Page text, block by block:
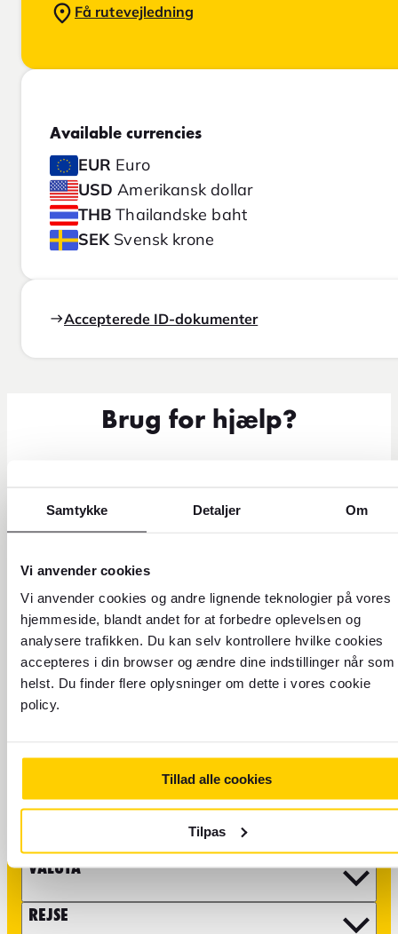
Samtykke Detaljer Om
Vi anvender cookies
Vi anvender cookies og andre lignende teknologier på vores
hjemmeside, blandt andet for at forbedre oplevelsen og
analysere trafikken. Du kan selv kontrollere hvilke cookies
accepteres i din browser og ændre dine indstillinger når som
helst. Du finder flere oplysninger om dette i vores cookie
policy.
Tillad alle cookies
Tilpas
Få rutevejledning
Available currencies
EUR Euro
USDAmerikansk dollar
THBThailandske baht
SEK Svensk krone
Accepterede ID-dokumenter
Brug for hjælp?
Send os en e-mail eller
besøg vores
Husk at visse forhold såsom spørgsmål om bestilling af
flyrejser og rejseoplevelser, skal tages direkte med vores
partnere. Du finder mere information
VALUTA
REJSE